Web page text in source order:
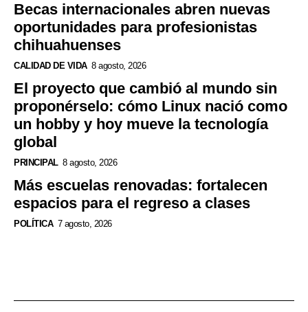
Becas internacionales abren nuevas
oportunidades para profesionistas
chihuahuenses
CALIDAD DE VIDA 8 agosto, 2026
El proyecto que cambió al mundo sin
proponérselo: cómo Linux nació como
un hobby y hoy mueve la tecnología
global
PRINCIPAL 8 agosto, 2026
Más escuelas renovadas: fortalecen
espacios para el regreso a clases
POLÍTICA 7 agosto, 2026